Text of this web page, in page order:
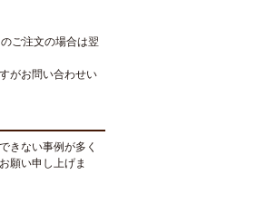
ご注文の場合は翌
がお問い合わせい
きない事例が多く
願い申し上げま